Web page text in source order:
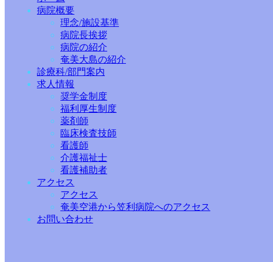
病院概要
理念/施設基準
病院長挨拶
病院の紹介
奄美大島の紹介
診療科/部門案内
求人情報
奨学金制度
福利厚生制度
薬剤師
臨床検査技師
看護師
介護福祉士
看護補助者
アクセス
アクセス
奄美空港から笠利病院へのアクセス
お問い合わせ